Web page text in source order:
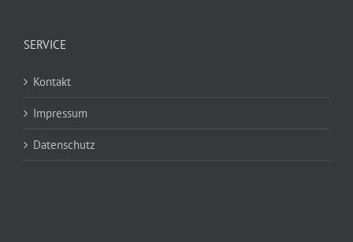
SERVICE
Kontakt
Impressum
Datenschutz